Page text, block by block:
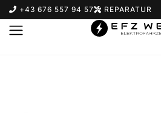
+43 676 557 94 57 REPARATUR